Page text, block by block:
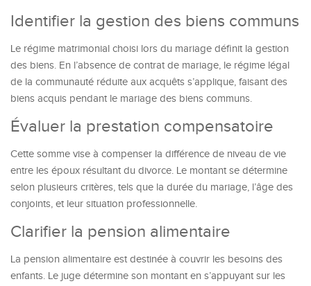
Identifier la gestion des biens communs
Le régime matrimonial choisi lors du mariage définit la gestion
des biens. En l’absence de contrat de mariage, le régime légal
de la communauté réduite aux acquêts s’applique, faisant des
biens acquis pendant le mariage des biens communs.
Évaluer la prestation compensatoire
Cette somme vise à compenser la différence de niveau de vie
entre les époux résultant du divorce. Le montant se détermine
selon plusieurs critères, tels que la durée du mariage, l’âge des
conjoints, et leur situation professionnelle.
Clarifier la pension alimentaire
La pension alimentaire est destinée à couvrir les besoins des
enfants. Le juge détermine son montant en s’appuyant sur les